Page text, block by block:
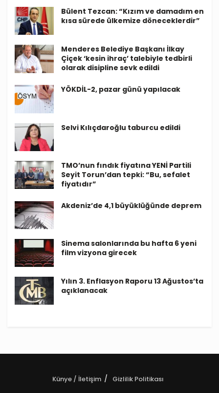
Bülent Tezcan: “Kızım ve damadım en
kısa sürede ülkemize döneceklerdir”
Menderes Belediye Başkanı İlkay
Çiçek ‘kesin ihraç’ talebiyle tedbirli
olarak disipline sevk edildi
YÖKDİL-2, pazar günü yapılacak
Selvi Kılıçdaroğlu taburcu edildi
TMO’nun fındık fiyatına YENİ Partili
Seyit Torun’dan tepki: “Bu, sefalet
fiyatıdır”
Akdeniz’de 4,1 büyüklüğünde deprem
Sinema salonlarında bu hafta 6 yeni
film vizyona girecek
Yılın 3. Enflasyon Raporu 13 Ağustos’ta
açıklanacak
Künye / İletişim Gizlilik Politikası